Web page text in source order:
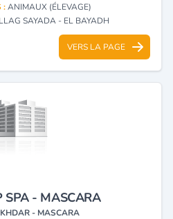
:ANIMAUX (ÉLEVAGE)
SAYADA - EL BAYADH
VERS LA PAGE
SPA - MASCARA
- MASCARA